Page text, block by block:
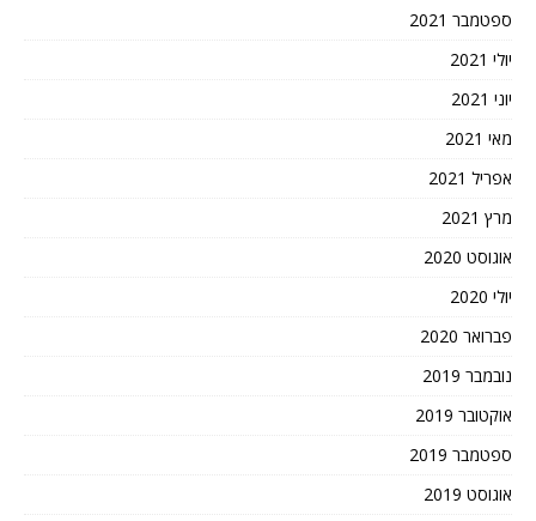
ספטמבר 2021
יולי 2021
יוני 2021
מאי 2021
אפריל 2021
מרץ 2021
אוגוסט 2020
יולי 2020
פברואר 2020
נובמבר 2019
אוקטובר 2019
ספטמבר 2019
אוגוסט 2019